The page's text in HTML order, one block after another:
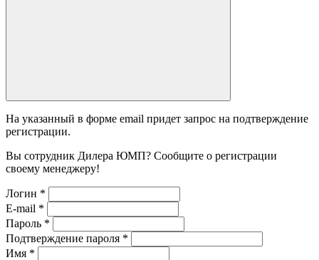
На указанный в форме email придет запрос на подтверждение
регистрации.
Вы сотрудник Дилера ЮМП? Сообщите о регистрации
своему менеджеру!
Логин *
E-mail *
Пароль *
Подтверждение пароля *
Имя *